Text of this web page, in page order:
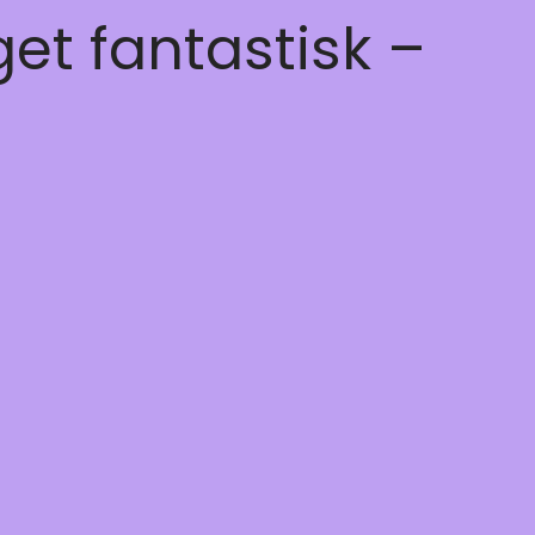
fantastisk –